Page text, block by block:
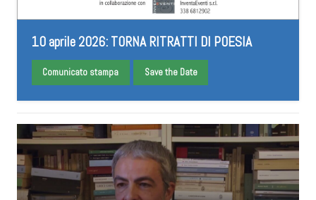
10 aprile 2026: TORNA RITRATTI DI POESIA
Comunicato stampa Save the Date